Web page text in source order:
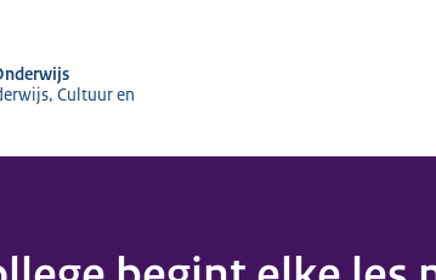
Cultuur en